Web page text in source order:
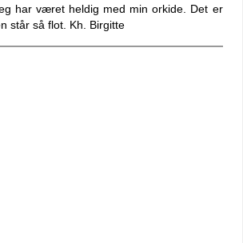
har været heldig med min orkide. Det er
står så flot. Kh. Birgitte